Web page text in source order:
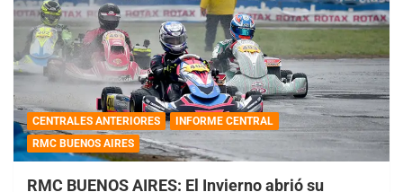
CENTRALES ANTERIORES
INFORME CENTRAL
RMC BUENOS AIRES
RMC BUENOS AIRES: El Invierno abrió su